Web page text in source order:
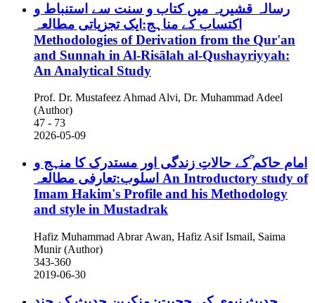
رسالہ قشیریہ میں کتاب و سنت سے استنباط و
اکتساب کے مناہج:ایک تجزیاتی مطالعہ
Methodologies of Derivation from the Qur'an
and Sunnah in Al-Risālah al-Qushayriyyah:
An Analytical Study
Prof. Dr. Mustafeez Ahmad Alvi, Dr. Muhammad Adeel
(Author)
47 - 73
2026-05-09
امام حاکم ؒکے حالاتِ زندگی اور مستدرک کا منہج و
An Introductory study of
Imam Hakim's Profile and his Methodology
and style in Mustadrak
Hafiz Muhammad Abrar Awan, Hafiz Asif Ismail, Saima
Munir (Author)
343-360
2019-06-30